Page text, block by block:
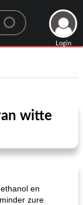
Login
witte
en
zure